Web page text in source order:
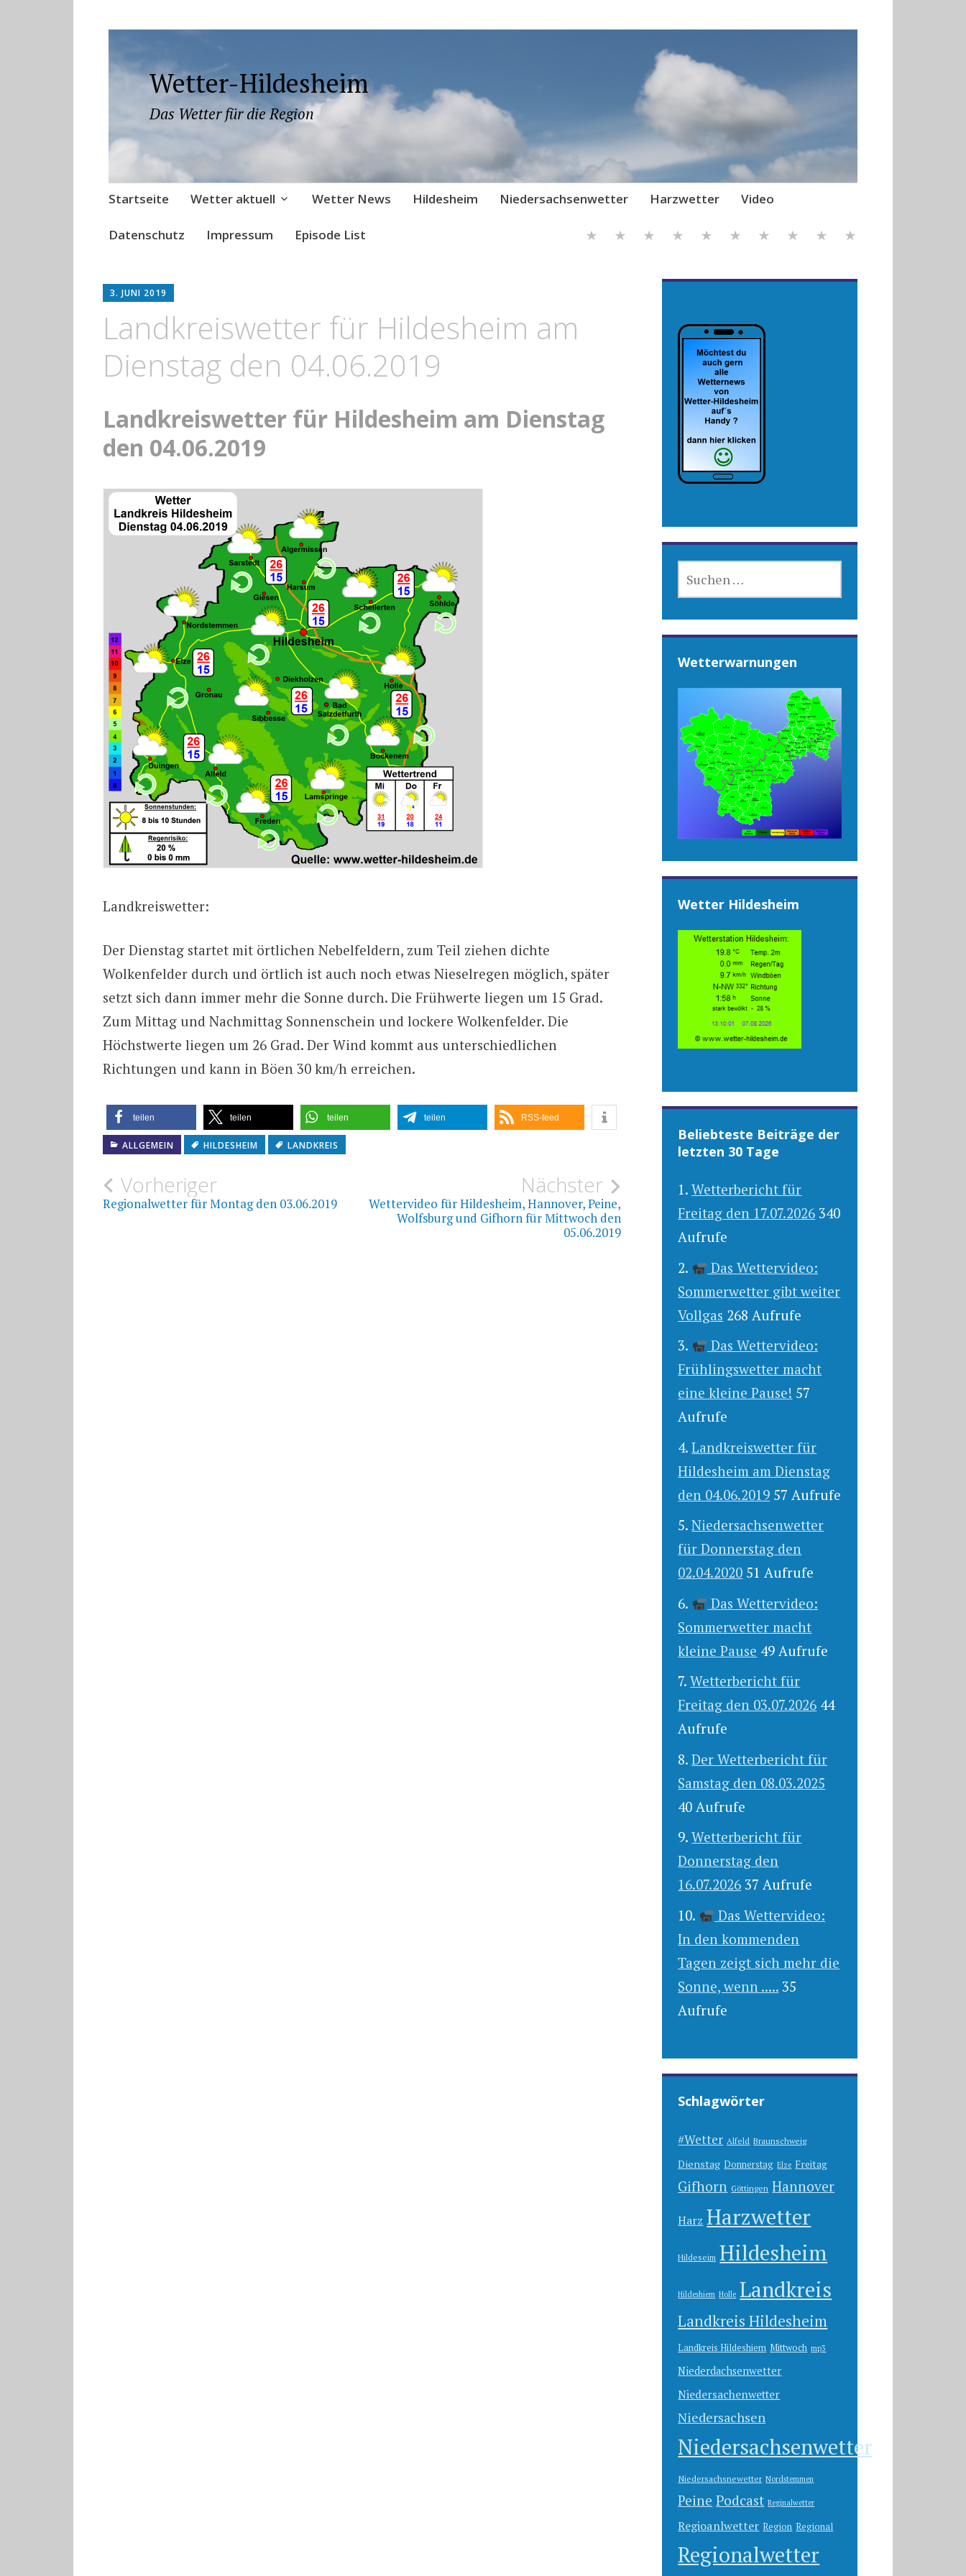
Wetter-Hildesheim
Das Wetter für die Region
Zum
springen
Startseite Wetter aktuell Wetter News Hildesheim Niedersachsenwetter Harzwetter Video
Datenschutz Impressum Episode List
3. JUNI 2019
Landkreiswetter für Hildesheim am
Dienstag den 04.06.2019
Landkreiswetter für Hildesheim am Dienstag
den 04.06.2019
Landkreiswetter:
Der Dienstag startet mit örtlichen Nebelfeldern, zum Teil ziehen dichte
Wolkenfelder durch und örtlich ist auch noch etwas Nieselregen möglich, später
setzt sich dann immer mehr die Sonne durch. Die Frühwerte liegen um 15 Grad.
Zum Mittag und Nachmittag Sonnenschein und lockere Wolkenfelder. Die
Höchstwerte liegen um 26 Grad. Der Wind kommt aus unterschiedlichen
Richtungen und kann in Böen 30 km/h erreichen.
teilen teilen teilen teilen RSS-feed
ALLGEMEIN HILDESHEIM LANDKREIS
Beitragsnavigation
Vorheriger
Regionalwetter für Montag den 03.06.2019
Nächster
Wettervideo für Hildesheim, Hannover, Peine,
Wolfsburg und Gifhorn für Mittwoch den
05.06.2019
NACH:
Wetterwarnungen
Wetter Hildesheim
Beliebteste Beiträge der
letzten 30 Tage
Wetterbericht für
Freitag den 17.07.2026 340
Aufrufe
Das Wettervideo:
Sommerwetter gibt weiter
Vollgas 268 Aufrufe
Das Wettervideo:
Frühlingswetter macht
eine kleine Pause! 57
Aufrufe
Landkreiswetter für
Hildesheim am Dienstag
den 04.06.2019 57 Aufrufe
Niedersachsenwetter
für Donnerstag den
02.04.2020 51 Aufrufe
Das Wettervideo:
Sommerwetter macht
kleine Pause 49 Aufrufe
Wetterbericht für
Freitag den 03.07.2026 44
Aufrufe
Der Wetterbericht für
Samstag den 08.03.2025
40 Aufrufe
Wetterbericht für
Donnerstag den
16.07.2026 37 Aufrufe
Das Wettervideo:
In den kommenden
Tagen zeigt sich mehr die
Sonne, wenn ..... 35
Aufrufe
Schlagwörter
#Wetter Alfeld Braunschweig
Dienstag Donnerstag Elze Freitag
Gifhorn Göttingen Hannover
Harz Harzwetter
Hildeseim Hildesheim
Hildeshiem Holle Landkreis
Landkreis Hildesheim
Landkreis Hildeshiem Mittwoch mp3
Niederdachsenwetter
Niedersachenwetter
Niedersachsen
Niedersachsenwetter
Niedersachsnewetter Nordstemmen
Peine Podcast Reginalwetter
Regioanlwetter Region Regional
Regionalwetter